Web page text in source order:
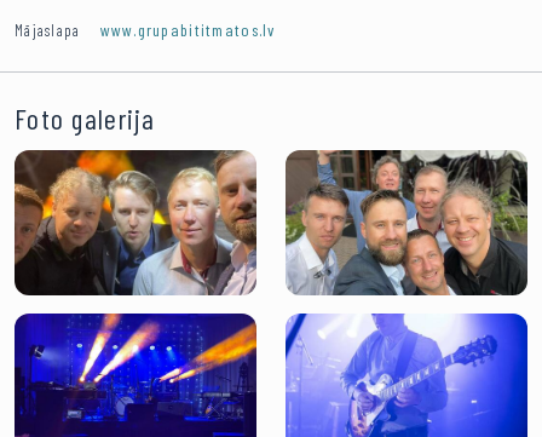
Mājaslapa www.grupabititmatos.lv
Foto galerija